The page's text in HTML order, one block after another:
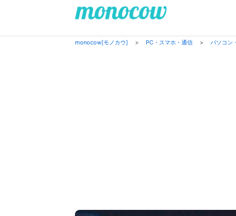
monocow[モノカウ] > PC・スマホ・通信 > パソコン